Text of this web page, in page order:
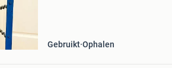
Gebruikt Ophalen